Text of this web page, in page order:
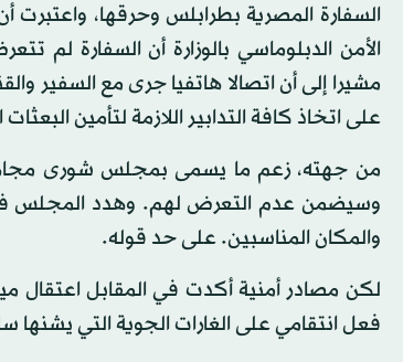
السفارة المصرية بطرابلس وحرقها،
الأمن الدبلوماسي بالوزارة أن السفارة لم
مشيرا إلى أن اتصالا هاتفيا جرى مع السفير
على اتخاذ كافة التدابير اللازمة لتأمين
من جهته، زعم ما يسمى بمجلس شورى مجاهدي
وسيضمن عدم التعرض لهم. وهدد المجلس في
والمكان المناسبين. على حد قوله.
لكن مصادر أمنية أكدت في المقابل اعتقال
فعل انتقامي على الغارات الجوية التي